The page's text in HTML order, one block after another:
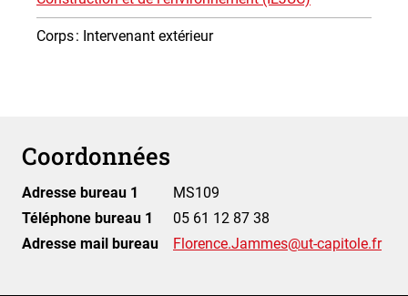
Corps: Intervenant extérieur
Coordonnées
Adresse bureau 1
MS109
Téléphone bureau 1
05 61 12 87 38
Adresse mail bureau
Florence.Jammes@ut-capitole.fr